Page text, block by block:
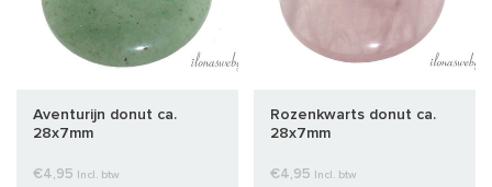
Aventurijn donut ca.
28x7mm
€4,95 Incl. btw
Rozenkwarts donut ca.
28x7mm
€4,95 Incl. btw